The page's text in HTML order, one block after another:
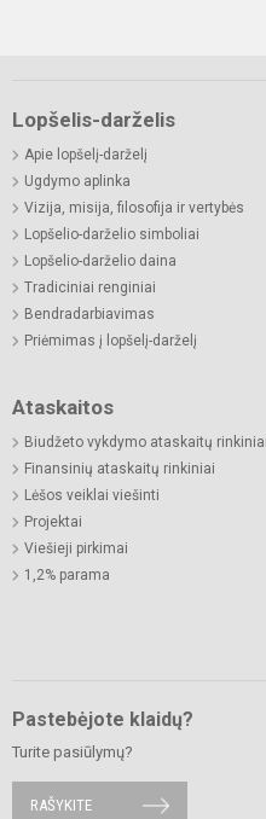
Lopšelis-darželis
Apie lopšelį-darželį
Ugdymo aplinka
Vizija, misija, filosofija ir vertybės
Lopšelio-darželio simboliai
Lopšelio-darželio daina
Tradiciniai renginiai
Bendradarbiavimas
Priėmimas į lopšelį-darželį
Ataskaitos
Biudžeto vykdymo ataskaitų rinkiniai
Finansinių ataskaitų rinkiniai
Lėšos veiklai viešinti
Projektai
Viešieji pirkimai
1,2% parama
Pastebėjote klaidų?
Turite pasiūlymų?
RAŠYKITE